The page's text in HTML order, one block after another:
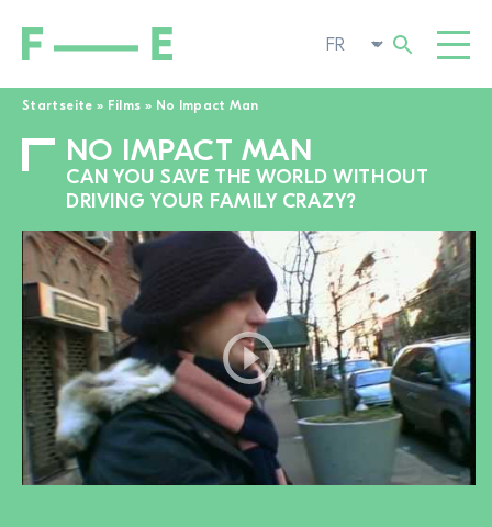
Startseite » Films » No Impact Man
NO IMPACT MAN
CAN YOU SAVE THE WORLD WITHOUT
DRIVING YOUR FAMILY CRAZY?
FILMS
FESTIVAL
CINÉMA POP-UP
ENGAGEMENT
ACTUALITÉS
A PROPOS DE NOUS
Rechercher :
À LA RECHERCHE DE FILMS